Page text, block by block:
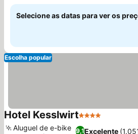
Selecione as datas para ver os
Escolha popular
Hotel Kesslwirt4 Estrelas
9,1Excelente
Aluguel de e-bike